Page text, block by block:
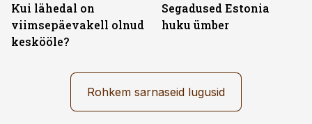
Kui lähedal on
viimsepäevakell olnud
keskööle?
Segadused Estonia
huku ümber
Rohkem sarnaseid lugusid